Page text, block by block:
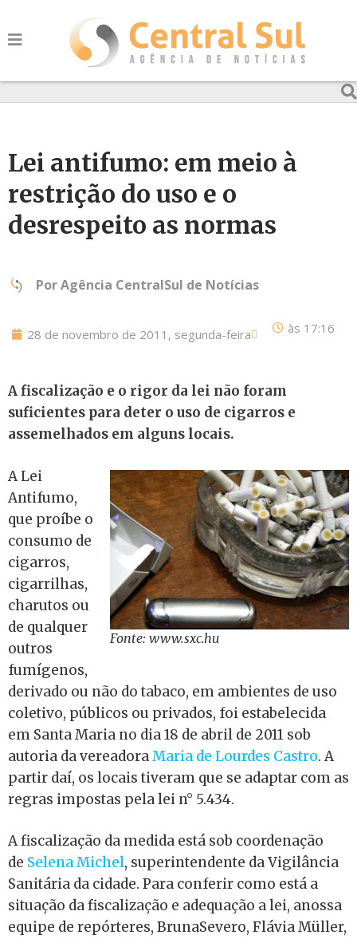
Lei antifumo: em meio à
restrição do uso e o
desrespeito as normas
PorAgência CentralSul de Notícias
28 de novembro de 2011, segunda-feira às 17:16
A fiscalização e o rigor da lei não foram
suficientes para deter o uso de cigarros e
assemelhados em alguns locais.
Fonte: www.sxc.hu
A Lei
Antifumo,
que proíbe o
consumo de
cigarros,
cigarrilhas,
charutos ou
de qualquer
outros
fumígenos,
derivado ou não do tabaco, em ambientes de uso
coletivo, públicos ou privados, foi estabelecida
em Santa Maria no dia 18 de abril de 2011 sob
autoria da vereadoraMaria de Lourdes Castro. A
partir daí, os locais tiveram que se adaptar com as
regras impostas pela lei n° 5.434.
A fiscalização da medida está sob coordenação
de Selena Michel, superintendente da Vigilância
Sanitária da cidade. Para conferir como está a
situação da fiscalização e adequação a lei, anossa
equipe de repórteres, BrunaSevero, Flávia Müller,